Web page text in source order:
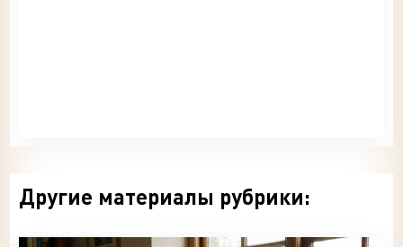
Другие материалы рубрики: